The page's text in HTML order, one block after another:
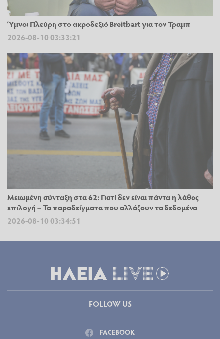
Ύμνοι Πλεύρη στο ακροδεξιό Breitbart για τον Τραμπ
2026-08-10 03:33:21
Μειωμένη σύνταξη στα 62: Γιατί δεν είναι πάντα η λάθος
επιλογή – Τα παραδείγματα που αλλάζουν τα δεδομένα
2026-08-10 03:34:51
FOLLOW US
FACEBOOK